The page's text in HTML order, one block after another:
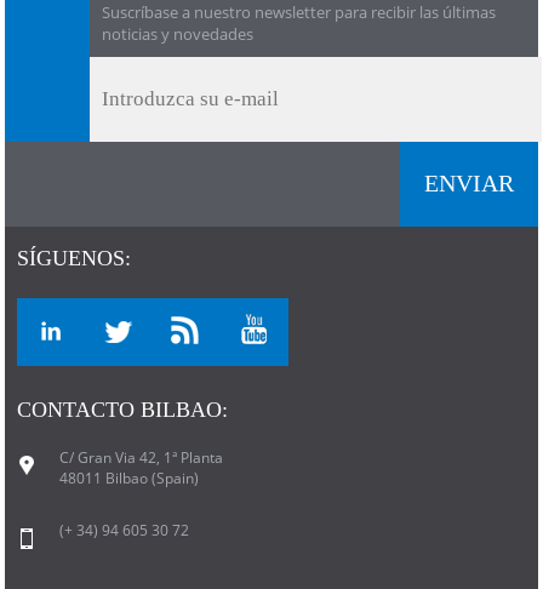
Suscríbase a nuestro newsletter para recibir las últimas
noticias y novedades
SÍGUENOS:
CONTACTO BILBAO:
C/ Gran Via 42, 1ª Planta
48011 Bilbao (Spain)
(+ 34) 94 605 30 72